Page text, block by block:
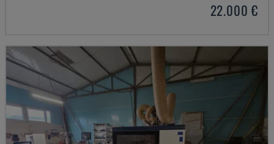
22.000 €